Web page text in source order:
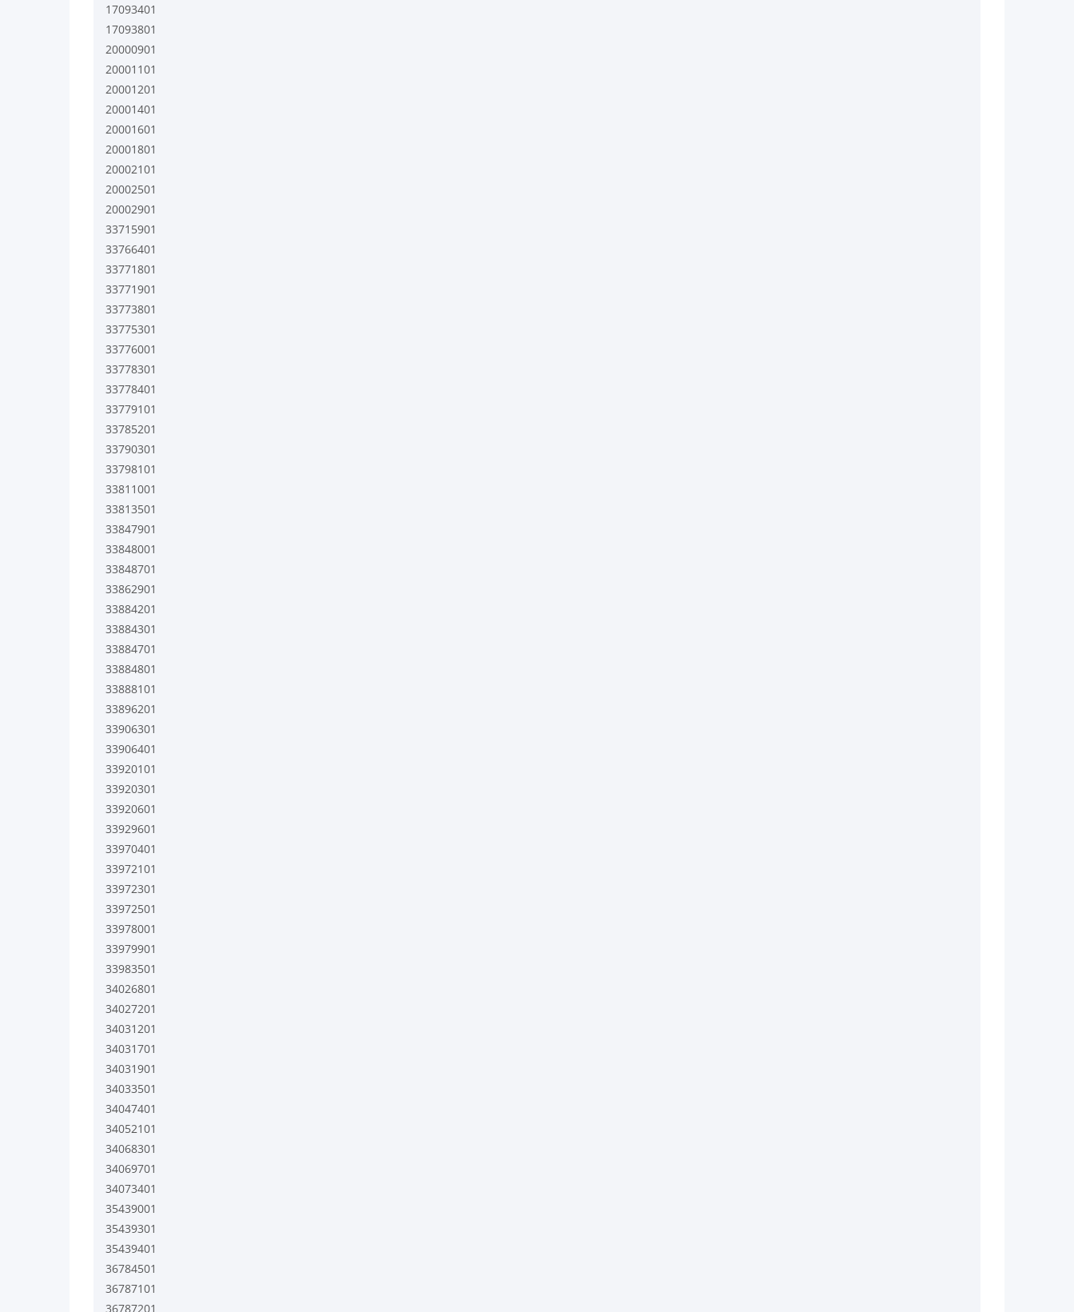
17093401
17093801
20000901
20001101
20001201
20001401
20001601
20001801
20002101
20002501
20002901
33715901
33766401
33771801
33771901
33773801
33775301
33776001
33778301
33778401
33779101
33785201
33790301
33798101
33811001
33813501
33847901
33848001
33848701
33862901
33884201
33884301
33884701
33884801
33888101
33896201
33906301
33906401
33920101
33920301
33920601
33929601
33970401
33972101
33972301
33972501
33978001
33979901
33983501
34026801
34027201
34031201
34031701
34031901
34033501
34047401
34052101
34068301
34069701
34073401
35439001
35439301
35439401
36784501
36787101
36787201